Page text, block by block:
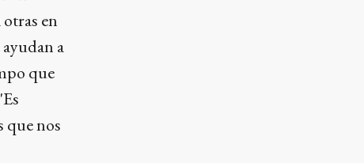
en
a
que
que nos